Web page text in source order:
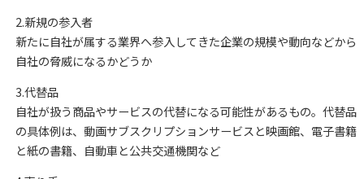
2.新規の参入者
新たに自社が属する業界へ参入してきた企業の規模や動向などから
自社の脅威になるかどうか
3.代替品
自社が扱う商品やサービスの代替になる可能性があるもの。代替品
の具体例は、動画サブスクリプションサービスと映画館、電子書籍
と紙の書籍、自動車と公共交通機関など